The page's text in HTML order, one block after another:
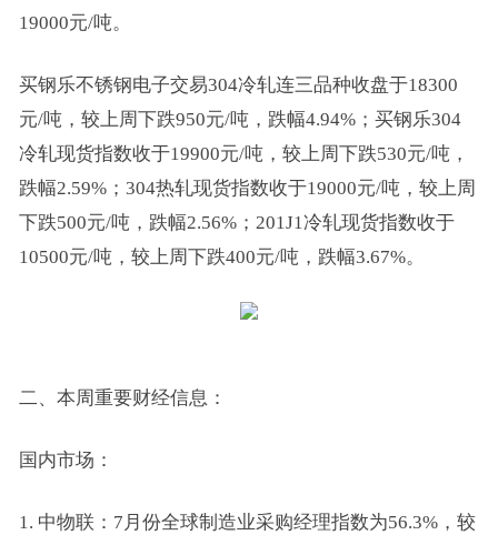
19000元/吨。
买钢乐不锈钢电子交易304冷轧连三品种收盘于18300
元/吨，较上周下跌950元/吨，跌幅4.94%；买钢乐304
冷轧现货指数收于19900元/吨，较上周下跌530元/吨，
跌幅2.59%；304热轧现货指数收于19000元/吨，较上周
下跌500元/吨，跌幅2.56%；201J1冷轧现货指数收于
10500元/吨，较上周下跌400元/吨，跌幅3.67%。
二、本周重要财经信息：
国内市场：
1. 中物联：7月份全球制造业采购经理指数为56.3%，较